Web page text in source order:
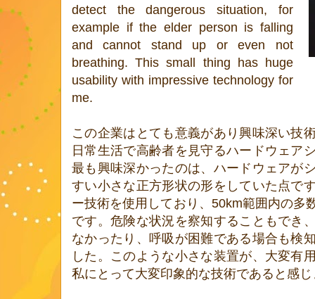
detect the dangerous situation, for
example if the elder person is falling
and cannot stand up or even not
breathing. This small thing has huge
usability with impressive technology for
me.
この企業はとても意義があり興味深い技
日常生活で高齢者を見守るハードウェア
最も興味深かったのは、ハードウェアが
すい小さな正方形状の形をしていた点で
ー技術を使用しており、50km範囲内の多
です。危険な状況を察知することもでき
なかったり、呼吸が困難である場合も検
した。このような小さな装置が、大変有
私にとって大変印象的な技術であると感